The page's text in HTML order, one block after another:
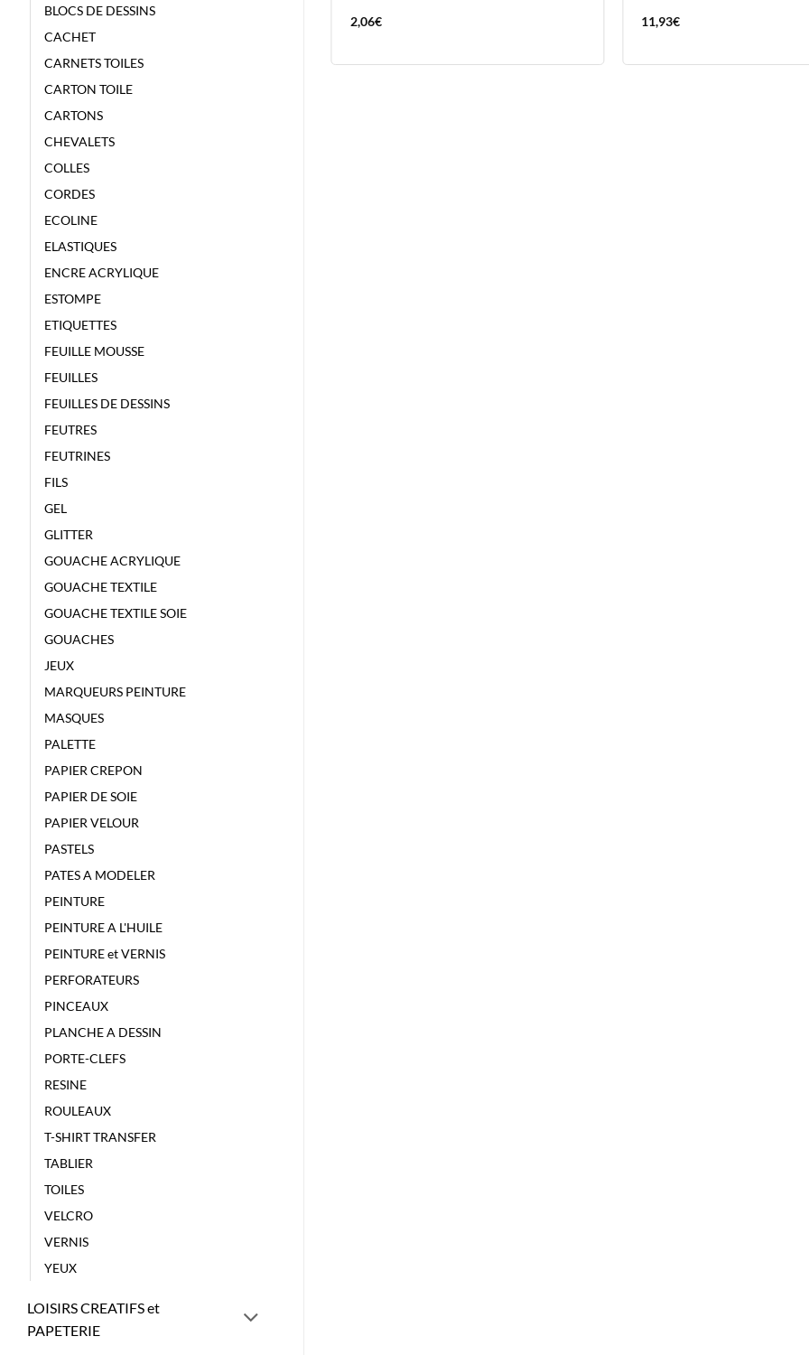
BLOCS DE DESSINS
CACHET
CARNETS TOILES
CARTON TOILE
CARTONS
CHEVALETS
COLLES
CORDES
ECOLINE
ELASTIQUES
ENCRE ACRYLIQUE
ESTOMPE
ETIQUETTES
FEUILLE MOUSSE
FEUILLES
FEUILLES DE DESSINS
FEUTRES
FEUTRINES
FILS
GEL
GLITTER
GOUACHE ACRYLIQUE
GOUACHE TEXTILE
GOUACHE TEXTILE SOIE
GOUACHES
JEUX
MARQUEURS PEINTURE
MASQUES
PALETTE
PAPIER CREPON
PAPIER DE SOIE
PAPIER VELOUR
PASTELS
PATES A MODELER
PEINTURE
PEINTURE A L'HUILE
PEINTURE et VERNIS
PERFORATEURS
PINCEAUX
PLANCHE A DESSIN
PORTE-CLEFS
RESINE
ROULEAUX
T-SHIRT TRANSFER
TABLIER
TOILES
VELCRO
VERNIS
YEUX
LOISIRS CREATIFS et
PAPETERIE
2,06€ 11,93€